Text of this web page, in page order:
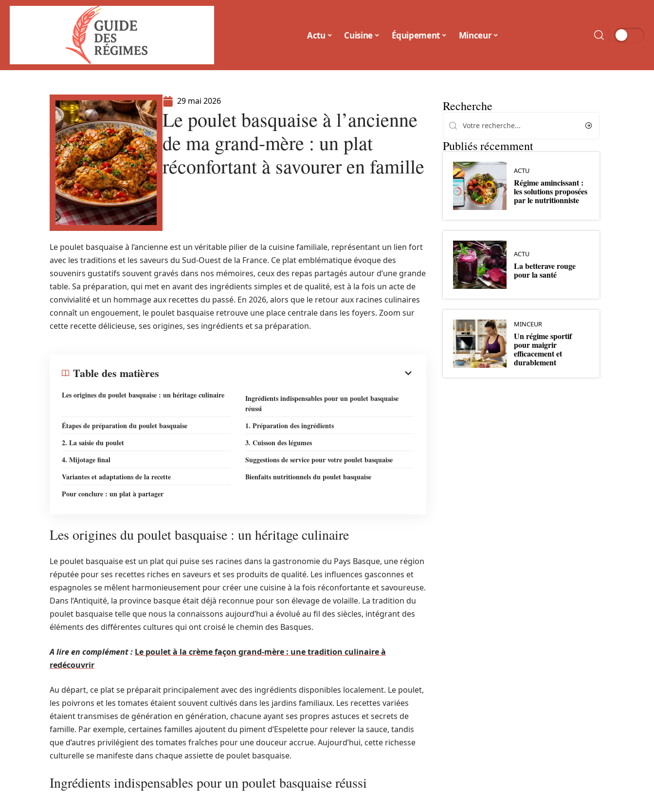
Actu Cuisine Équipement Minceur
29 mai 2026
Le poulet basquaise à l’ancienne
de ma grand-mère : un plat
réconfortant à savourer en famille
Le poulet basquaise à l’ancienne est un véritable pilier de la cuisine familiale, représentant un lien fort
avec les traditions et les saveurs du Sud-Ouest de la France. Ce plat emblématique évoque des
souvenirs gustatifs souvent gravés dans nos mémoires, ceux des repas partagés autour d’une grande
table. Sa préparation, qui met en avant des ingrédients simples et de qualité, est à la fois un acte de
convivialité et un hommage aux recettes du passé. En 2026, alors que le retour aux racines culinaires
connaît un engouement, le poulet basquaise retrouve une place centrale dans les foyers. Zoom sur
cette recette délicieuse, ses origines, ses ingrédients et sa préparation.
Table des matières
Les origines du poulet basquaise : un héritage culinaire
Ingrédients indispensables pour un poulet basquaise
réussi
Étapes de préparation du poulet basquaise
1. Préparation des ingrédients
2. La saisie du poulet
3. Cuisson des légumes
4. Mijotage final
Suggestions de service pour votre poulet basquaise
Variantes et adaptations de la recette
Bienfaits nutritionnels du poulet basquaise
Pour conclure : un plat à partager
Les origines du poulet basquaise : un héritage culinaire
Le poulet basquaise est un plat qui puise ses racines dans la gastronomie du Pays Basque, une région
réputée pour ses recettes riches en saveurs et ses produits de qualité. Les influences gasconnes et
espagnoles se mêlent harmonieusement pour créer une cuisine à la fois réconfortante et savoureuse.
Dans l’Antiquité, la province basque était déjà reconnue pour son élevage de volaille. La tradition du
poulet basquaise telle que nous la connaissons aujourd’hui a évolué au fil des siècles, intégrant des
éléments des différentes cultures qui ont croisé le chemin des Basques.
A lire en complément : Le poulet à la crème façon grand-mère : une tradition culinaire à
redécouvrir
Au départ, ce plat se préparait principalement avec des ingrédients disponibles localement. Le poulet,
les poivrons et les tomates étaient souvent cultivés dans les jardins familiaux. Les recettes variées
étaient transmises de génération en génération, chacune ayant ses propres astuces et secrets de
famille. Par exemple, certaines familles ajoutent du piment d’Espelette pour relever la sauce, tandis
que d’autres privilégient des tomates fraîches pour une douceur accrue. Aujourd’hui, cette richesse
culturelle se manifeste dans chaque assiette de poulet basquaise.
Ingrédients indispensables pour un poulet basquaise réussi
Recherche
Publiés récemment
ACTU
Régime amincissant :
les solutions proposées
par le nutritionniste
ACTU
La betterave rouge
pour la santé
MINCEUR
Un régime sportif
pour maigrir
efficacement et
durablement